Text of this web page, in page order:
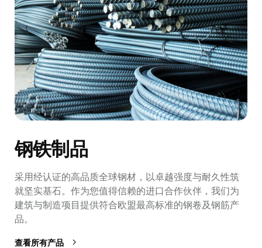
钢铁制品
采用经认证的高品质全球钢材，以卓越强度与耐久性筑
就坚实基石。作为您值得信赖的进口合作伙伴，我们为
建筑与制造项目提供符合欧盟最高标准的钢卷及钢筋产
品。
查看所有产品